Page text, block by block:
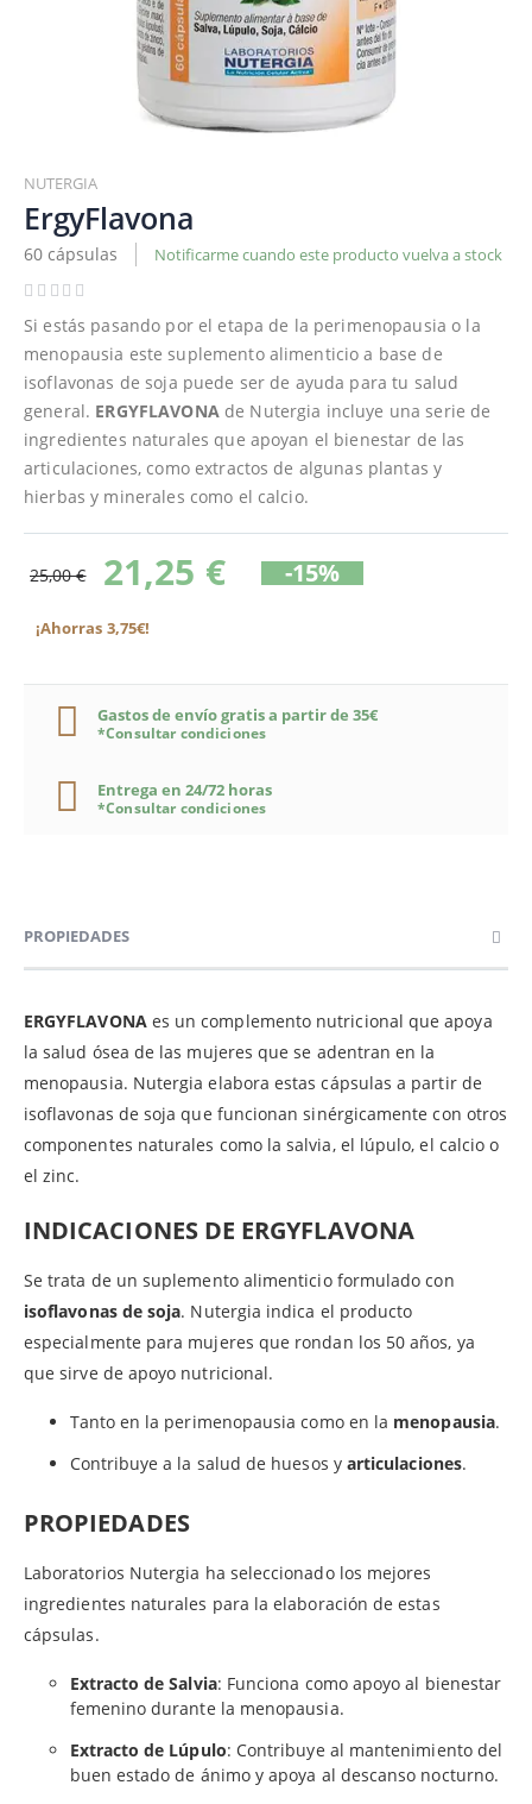
al
comienzo
de
la
galería
imágenes
NUTERGIA
ErgyFlavona
60 cápsulas Notificarme cuando este producto vuelva a stock
Si estás pasando por el etapa de la perimenopausia o la
menopausia este suplemento alimenticio a base de
isoflavonas de soja puede ser de ayuda para tu salud
general. ERGYFLAVONA de Nutergia incluye una serie de
ingredientes naturales que apoyan el bienestar de las
articulaciones, como extractos de algunas plantas y
hierbas y minerales como el calcio.
25,00 € 21,25 € -15%
¡Ahorras 3,75€!
Gastos de envío gratis a partir de 35€
*Consultar condiciones
Entrega en 24/72 horas
*Consultar condiciones
PROPIEDADES
ERGYFLAVONA es un complemento nutricional que apoya
la salud ósea de las mujeres que se adentran en la
menopausia. Nutergia elabora estas cápsulas a partir de
isoflavonas de soja que funcionan sinérgicamente con otros
componentes naturales como la salvia, el lúpulo, el calcio o
el zinc.
INDICACIONES DE ERGYFLAVONA
Se trata de un suplemento alimenticio formulado con
isoflavonas de soja. Nutergia indica el producto
especialmente para mujeres que rondan los 50 años, ya
que sirve de apoyo nutricional.
Tanto en la perimenopausia como en la menopausia.
Contribuye a la salud de huesos y articulaciones.
PROPIEDADES
Laboratorios Nutergia ha seleccionado los mejores
ingredientes naturales para la elaboración de estas
cápsulas.
Extracto de Salvia: Funciona como apoyo al bienestar
femenino durante la menopausia.
Extracto de Lúpulo: Contribuye al mantenimiento del
buen estado de ánimo y apoya al descanso nocturno.